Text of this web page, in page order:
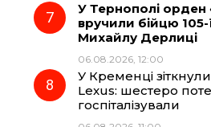
У Тернополі орден
вручили бійцю
Михайлу Дерлиці
06.08.2026, 12:00
У Кременці
Lexus: шестеро
госпіталізували